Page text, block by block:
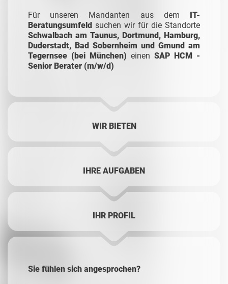
Für unseren Mandanten aus dem IT-
Beratungsumfeld suchen wir für die Standorte
Schwalbach am Taunus, Dortmund, Hamburg,
Duderstadt, Bad Sobernheim und Gmund am
Tegernsee (bei München) einen SAP HCM -
Senior Berater (m/w/d)
WIR BIETEN
IHRE AUFGABEN
IHR PROFIL
Sie fühlen sich angesprochen?